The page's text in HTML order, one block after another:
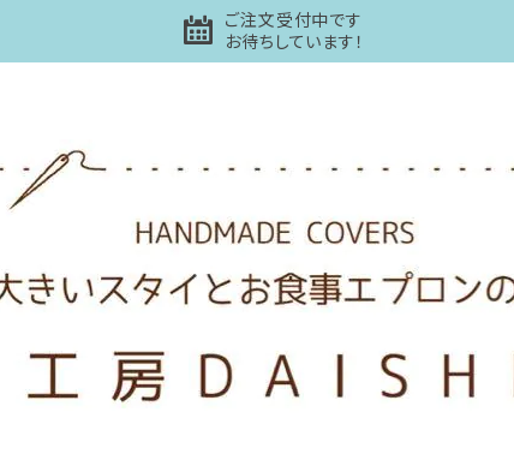
ご注文受付中です
お待ちしています！